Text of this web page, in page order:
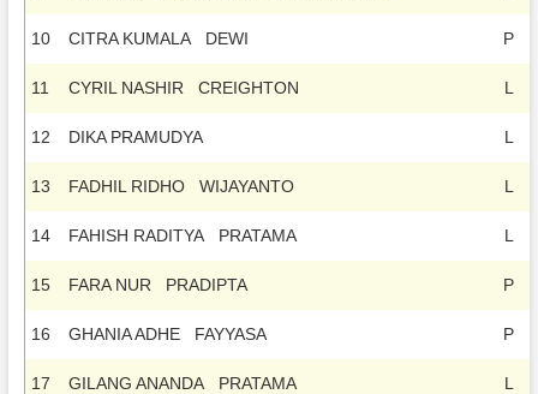
10 CITRA KUMALA DEWI P
11 CYRIL NASHIR CREIGHTON L
12 DIKA PRAMUDYA L
13 FADHIL RIDHO WIJAYANTO L
14 FAHISH RADITYA PRATAMA L
15 FARA NUR PRADIPTA P
16 GHANIA ADHE FAYYASA P
17 GILANG ANANDA PRATAMA L